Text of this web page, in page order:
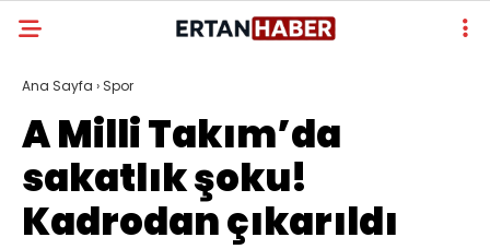
Ana Sayfa › Spor
A Milli Takım’da
sakatlık şoku!
Kadrodan çıkarıldı